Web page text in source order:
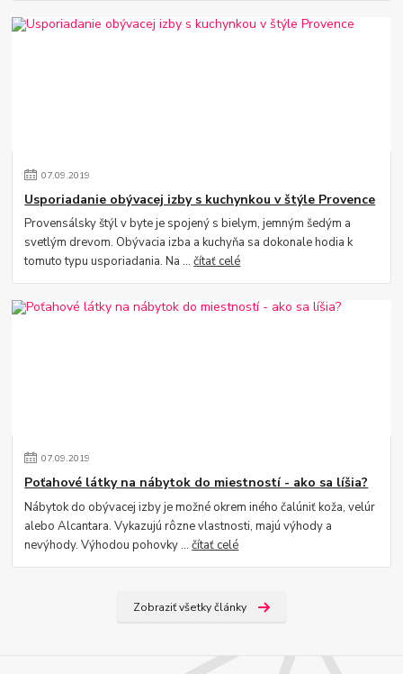
07.09.2019
Usporiadanie obývacej izby s kuchynkou v štýle Provence
Provensálsky štýl v byte je spojený s bielym, jemným šedým a
svetlým drevom. Obývacia izba a kuchyňa sa dokonale hodia k
tomuto typu usporiadania. Na ...čítať celé
07.09.2019
Poťahové látky na nábytok do miestností - ako sa líšia?
Nábytok do obývacej izby je možné okrem iného čalúniť koža, velúr
alebo Alcantara. Vykazujú rôzne vlastnosti, majú výhody a
nevýhody. Výhodou pohovky ...čítať celé
Zobraziť všetky články